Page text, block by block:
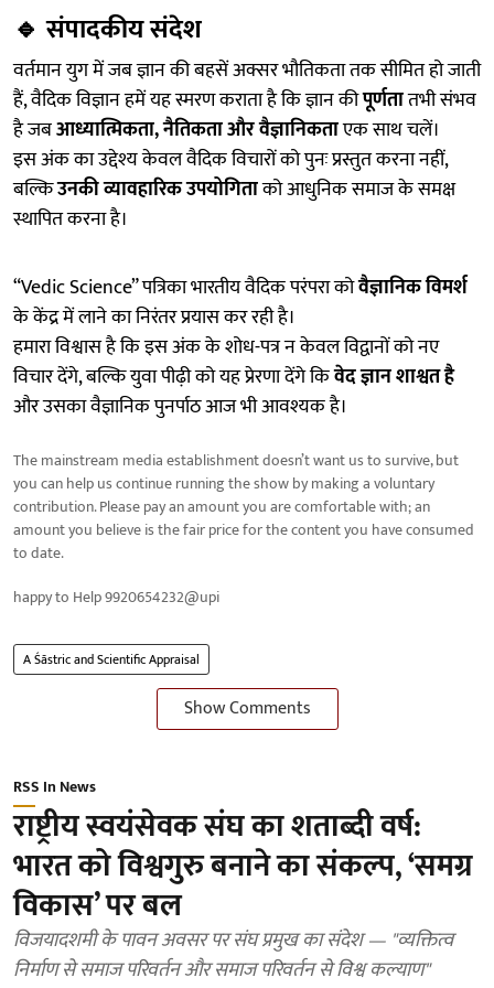
🔹संपादकीय संदेश
वर्तमान युग में जब ज्ञान की बहसें अक्सर भौतिकता तक सीमित हो जाती
हैं, वैदिक विज्ञान हमें यह स्मरण कराता है कि ज्ञान कीपूर्णतातभी संभव
है जबआध्यात्मिकता, नैतिकता और वैज्ञानिकताएक साथ चलें।
इस अंक का उद्देश्य केवल वैदिक विचारों को पुनः प्रस्तुत करना नहीं,
बल्किउनकी व्यावहारिक उपयोगिताको आधुनिक समाज के समक्ष
स्थापित करना है।
“Vedic Science” पत्रिका भारतीय वैदिक परंपरा कोवैज्ञानिक विमर्श
के केंद्र में लाने का निरंतर प्रयास कर रही है।
हमारा विश्वास है कि इस अंक के शोध-पत्र न केवल विद्वानों को नए
विचार देंगे, बल्कि युवा पीढ़ी को यह प्रेरणा देंगे किवेद ज्ञान शाश्वत है
और उसका वैज्ञानिक पुनर्पाठ आज भी आवश्यक है।
The mainstream media establishment doesn’t want us to survive, but
you can help us continue running the show by making a voluntary
contribution. Please pay an amount you are comfortable with; an
amount you believe is the fair price for the content you have consumed
to date.
happy to Help 9920654232@upi
A Śāstric and Scientific Appraisal
Show Comments
RSS In News
राष्ट्रीय स्वयंसेवक संघ का शताब्दी वर्ष:
भारत को विश्वगुरु बनाने का संकल्प, ‘समग्र
विकास’ पर बल
विजयादशमी के पावन अवसर पर संघ प्रमुख का संदेश — "व्यक्तित्व
निर्माण से समाज परिवर्तन और समाज परिवर्तन से विश्व कल्याण"